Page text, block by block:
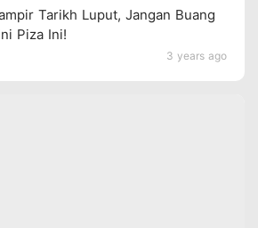
3 years ago
Tarikh Luput, Jangan Buang
Piza Ini!